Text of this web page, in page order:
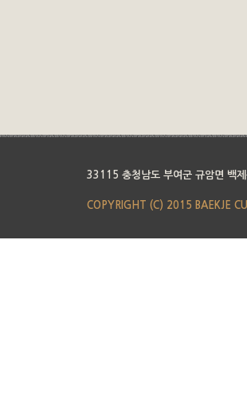
33115 충청남도 부여군 규암면 백
COPYRIGHT (C) 2015 BAEKJE